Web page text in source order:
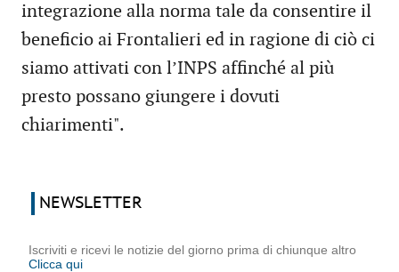
integrazione alla norma tale da consentire il
beneficio ai Frontalieri ed in ragione di ciò ci
siamo attivati con l’INPS affinché al più
presto possano giungere i dovuti
chiarimenti".
NEWSLETTER
Iscriviti e ricevi le notizie del giorno prima di chiunque altro
Clicca qui